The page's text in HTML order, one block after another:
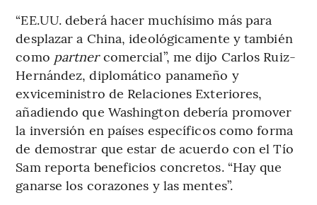
“EE.UU. deberá hacer muchísimo más para
desplazar a China, ideológicamente y también
como partnercomercial”, me dijo Carlos Ruiz-
Hernández, diplomático panameño y
exviceministro de Relaciones Exteriores,
añadiendo que Washington debería promover
la inversión en países específicos como forma
de demostrar que estar de acuerdo con el Tío
Sam reporta beneficios concretos. “Hay que
ganarse los corazones y las mentes”.